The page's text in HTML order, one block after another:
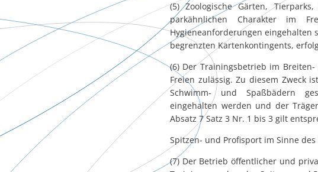
(5) Zoologische Gärten,
parkähnlichen Charakter im
Hygieneanforderungen eingehalten
begrenzten Kartenkontingents,
(6) Der Trainingsbetrieb im
Freien zulässig. Zu diesem Zweck
Schwimm- und Spaßbädern
eingehalten werden und der
Absatz 7 Satz 3 Nr. 1 bis 3 gilt
Spitzen- und Profisport im Sinne
(7) Der Betrieb öffentlicher und